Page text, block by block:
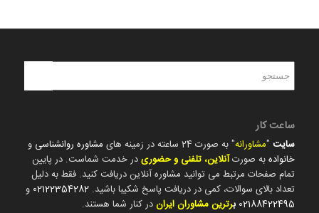
ساعت کار
سایت"مشاورانه" به صورت 24 ساعته در زمینه های مشاوره روانشناسی و
خانوادهبه صورتآنلاین، تلفنی و حضوریدر خدمت شماست. در پایین
تمام صفحات مرتبط می توانید مشاوره آنلاین دریافت کنید. فقط به دلیل
تعداد بالای سوالات، کمی در دریافت پاسخ شکیبا باشید. 02122354282 و
02188422495 برترین مشاوران ایراندر کنار شما هستند.